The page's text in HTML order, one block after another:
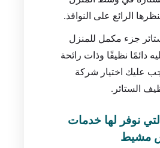
الرائع على النوافذ.
جزء مكمل للمنزل
دائمًا نظيفًا وذات رائحة
عليك اختيار شركة
الستائر.
التي نوفر لها خدمات
مشيط